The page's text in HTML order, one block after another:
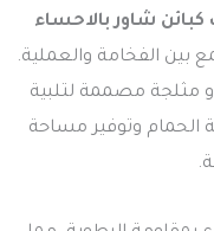
شاور بالاحساء
بين الفخامة والعملية.
مثلجة مصممة لتلبية
الحمام وتوفير مساحة